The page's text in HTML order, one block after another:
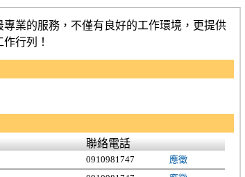
業的服務，不僅有良好的工作環境，更提供
行列！
聯絡電話
0910981747
應徵